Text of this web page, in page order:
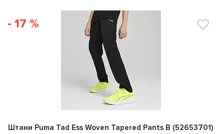
- 17 %
0
Штани Puma Tad Ess Woven Tapered Pants B (52653701)